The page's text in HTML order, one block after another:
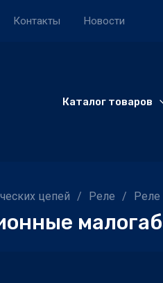
Контакты Новости
Каталог товаров
цепей / Реле /